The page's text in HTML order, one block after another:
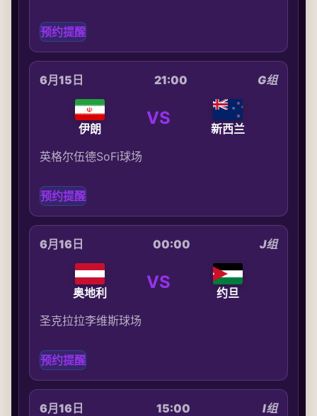
预约提醒
6月15日 21:00 G组
伊朗
VS
新西兰
英格尔伍德SoFi球场
预约提醒
6月16日 00:00 J组
奥地利
VS
约旦
圣克拉拉李维斯球场
预约提醒
6月16日 15:00 I组